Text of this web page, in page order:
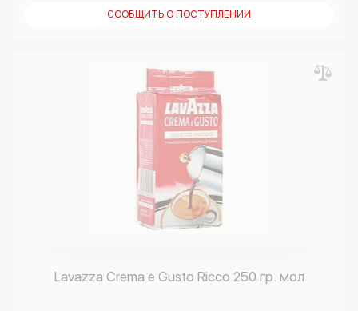
СООБЩИТЬ О ПОСТУПЛЕНИИ
Lavazza Crema e Gusto Ricco 250 гр. мол